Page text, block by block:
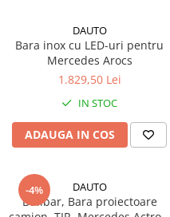
Ford
TGA
TGL
TGX
Mercedes Actros
DAUTO
Bara inox cu LED-uri pentru
Mercedes Arocs
1.829,50 Lei
IN STOC
ADAUGA IN COS
-4% DAUTO
Bullbar, Bara proiectoare